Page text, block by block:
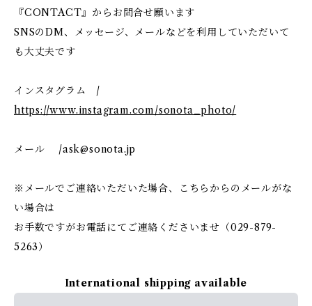
『CONTACT』からお問合せ願います
SNSのDM、メッセージ、メールなどを利用していただいて
も大丈夫です
インスタグラム /
https://www.instagram.com/sonota_photo/
メール /ask@sonota.jp
※メールでご連絡いただいた場合、こちらからのメールがな
い場合は
お手数ですがお電話にてご連絡くださいませ（029-879-
5263）
International shipping available